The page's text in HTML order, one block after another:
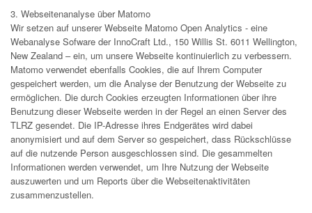
3. Webseitenanalyse über Matomo
Wir setzen auf unserer Webseite Matomo Open Analytics - eine
Webanalyse Sofware der InnoCraft Ltd., 150 Willis St. 6011 Wellington,
New Zealand – ein, um unsere Webseite kontinuierlich zu verbessern.
Matomo verwendet ebenfalls Cookies, die auf Ihrem Computer
gespeichert werden, um die Analyse der Benutzung der Webseite zu
ermöglichen. Die durch Cookies erzeugten Informationen über ihre
Benutzung dieser Webseite werden in der Regel an einen Server des
TLRZ gesendet. Die IP-Adresse ihres Endgerätes wird dabei
anonymisiert und auf dem Server so gespeichert, dass Rückschlüsse
auf die nutzende Person ausgeschlossen sind. Die gesammelten
Informationen werden verwendet, um Ihre Nutzung der Webseite
auszuwerten und um Reports über die Webseitenaktivitäten
zusammenzustellen.